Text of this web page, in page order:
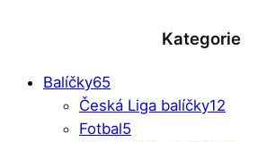
Kategorie
Balíčky65
Česká Liga balíčky12
Fotbal5